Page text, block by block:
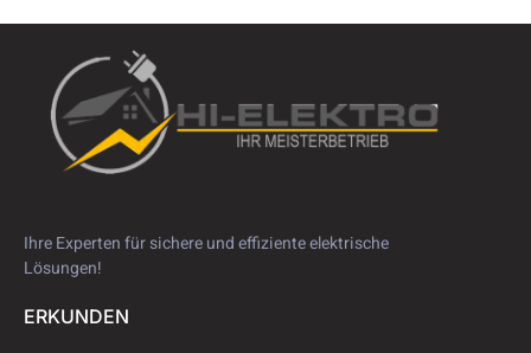
Ihre Experten für sichere und effiziente elektrische
Lösungen!
ERKUNDEN